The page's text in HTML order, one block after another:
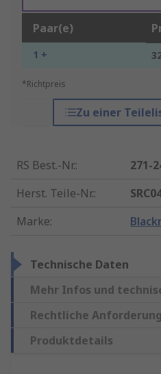
Paar(e)
1 +
*Richtpreis
Zu einer
RS Best.-Nr.:
271-
Herst. Teile-Nr.:
Marke:
Technische Daten
Mehr Infos und
Rechtliche
Produktdetails